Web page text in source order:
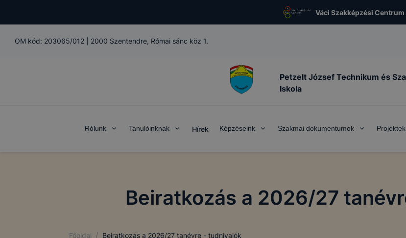
Váci Szakképzési Centrum
OM kód: 203065/012 2000 Szentendre, Római sánc köz 1.
Petzelt József Technikum és
Iskola
Rólunk Tanulóinknak Hírek Képzéseink Szakmai dokumentumok Projektek
Beiratkozás a 2026/27
Főoldal / Beiratkozás a 2026/27 tanévre - tudnivalók